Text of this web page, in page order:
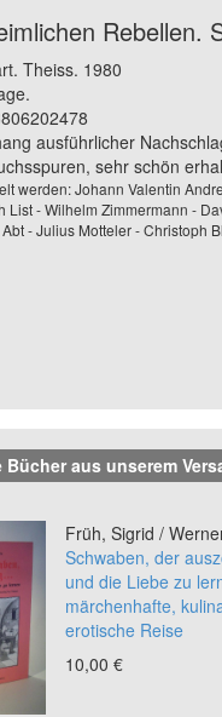
Rebellen.
Theiss. 1980
ausführlicher
sehr schön
werden: Johann Valentin
List - Wilhelm Zimmermann -
- Julius Motteler - Christoph
Bücher aus unserem
Früh, Sigrid /
Schwaben, der
und die Liebe zu
märchenhafte,
erotische Reise
10,00 €